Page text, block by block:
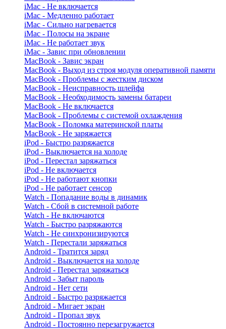
iMac - Не включается
iMac - Медленно работает
iMac - Сильно нагревается
iMac - Полосы на экране
iMac - Не работает звук
iMac - Завис при обновлении
MacBook - Завис экран
MacBook - Выход из строя модуля оперативной памяти
MacBook - Проблемы с жестким диском
MacBook - Неисправность шлейфа
MacBook - Необходимость замены батареи
MacBook - Не включается
MacBook - Проблемы с системой охлаждения
MacBook - Поломка материнской платы
MacBook - Не заряжается
iPod - Быстро разряжается
iPod - Выключается на холоде
iPod - Перестал заряжаться
iPod - Не включается
iPod - Не работают кнопки
iPod - Не работает сенсор
Watch - Попадание воды в динамик
Watch - Сбой в системной работе
Watch - Не включаются
Watch - Быстро разряжаются
Watch - Не синхронизируются
Watch - Перестали заряжаться
Android - Тратится заряд
Android - Выключается на холоде
Android - Перестал заряжаться
Android - Забыт пароль
Android - Нет сети
Android - Быстро разряжается
Android - Мигает экран
Android - Пропал звук
Android - Постоянно перезагружается